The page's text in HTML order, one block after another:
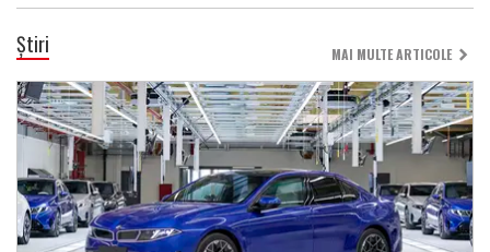
Știri MAI MULTE ARTICOLE